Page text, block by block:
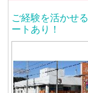
ご経験を活かせ
ートあり！